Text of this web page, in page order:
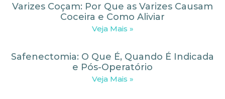
Varizes Coçam: Por Que as Varizes Causam
Coceira e Como Aliviar
Veja Mais »
Safenectomia: O Que É, Quando É Indicada
e Pós-Operatório
Veja Mais »